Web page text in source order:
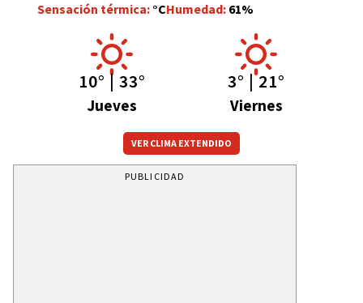
Sensación térmica: °CHumedad: 61%
10° | 33°
Jueves
3° | 21°
Viernes
VER CLIMA EXTENDIDO
PUBLICIDAD